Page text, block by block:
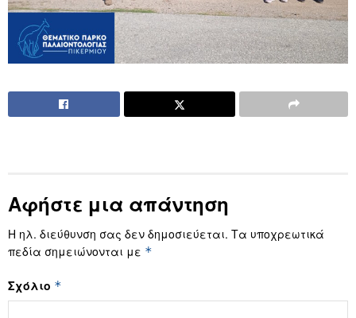
Αφήστε μια απάντηση
Η ηλ. διεύθυνση σας δεν δημοσιεύεται. Τα υποχρεωτικά
πεδία σημειώνονται με *
Σχόλιο *